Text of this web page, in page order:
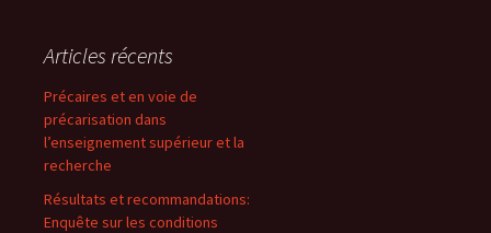
Articles récents
Précaires et en voie de
précarisation dans
l’enseignement supérieur et la
recherche
Résultats et recommandations:
Enquête sur les conditions